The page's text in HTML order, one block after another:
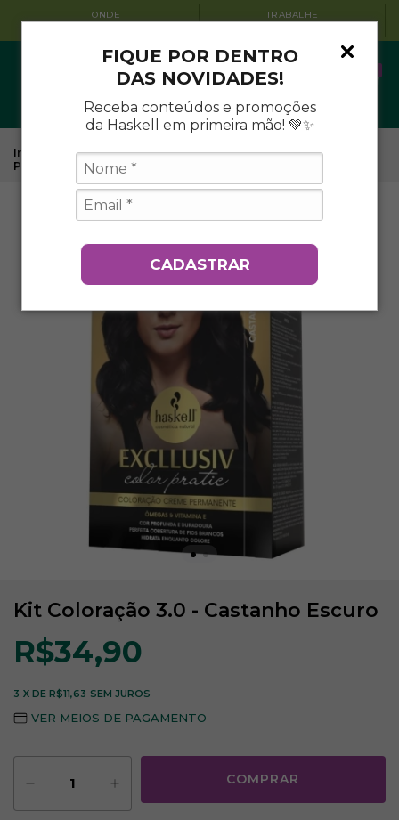
FIQUE POR DENTRO
DAS NOVIDADES!
Receba conteúdos e promoções
da Haskell em primeira mão! 💚✨
CADASTRAR
ONDE
ENCONTRAR
TRABALHE
CONOSCO
Início Coloração . Kit Coloração Permanente Excllusiv Color
Pratic
Kit Coloração 3.0 - Castanho Escuro
Kit Coloração 3.0 - Castanho Escuro
R$34,90
3 X DE R$11,63 SEM JUROS
VER MEIOS DE PAGAMENTO